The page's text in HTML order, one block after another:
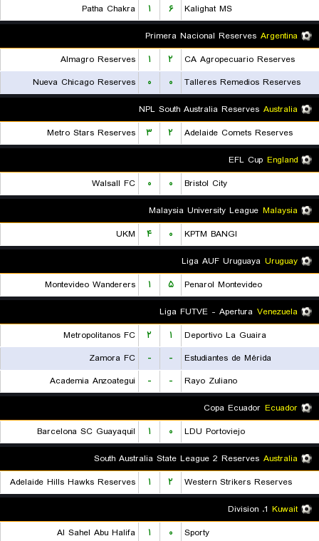
Kalighat MS
۶ ۱
Patha Chakra
Argentina
Primera Nacional Reserves
CA Agropecuario Reserves
۲ ۱
Almagro Reserves
Talleres Remedios Reserves
۰ ۰
Nueva Chicago Reserves
Australia
NPL South Australia Reserves
Adelaide Comets Reserves
۲ ۳
Metro Stars Reserves
England
EFL Cup
Bristol City
۰ ۰
Walsall FC
Malaysia
Malaysia University League
KPTM BANGI
۰ ۴
UKM
Uruguay
Liga AUF Uruguaya
Penarol Montevideo
۵ ۱
Montevideo Wanderers
Venezuela
Liga FUTVE - Apertura
Deportivo La Guaira
۱ ۲
Metropolitanos FC
Estudiantes de Mérida
-
-
Zamora FC
Rayo Zuliano
-
-
Academia Anzoategui
Ecuador
Copa Ecuador
LDU Portoviejo
۰ ۱
Barcelona SC Guayaquil
Australia
South Australia State League 2 Reserves
Western Strikers Reserves
۲ ۱
Adelaide Hills Hawks Reserves
Kuwait
1. Division
Sporty
۰ ۱ Al Sahel Abu Halifa